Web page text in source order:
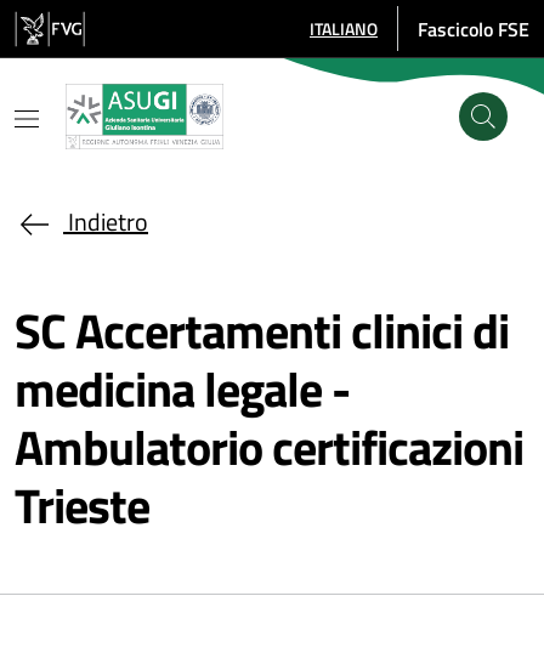
Salta al contenuto principale
SELEZIONE LINGUA: LINGUA
ITALIANO Fascicolo FSE
Indietro
SC Accertamenti clinici di
medicina legale -
Ambulatorio certificazioni
Trieste